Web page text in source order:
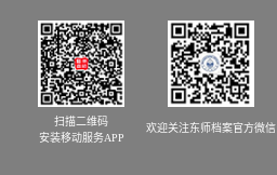
扫描二维码
安装移动服务APP
欢迎关注东师档案官方微信